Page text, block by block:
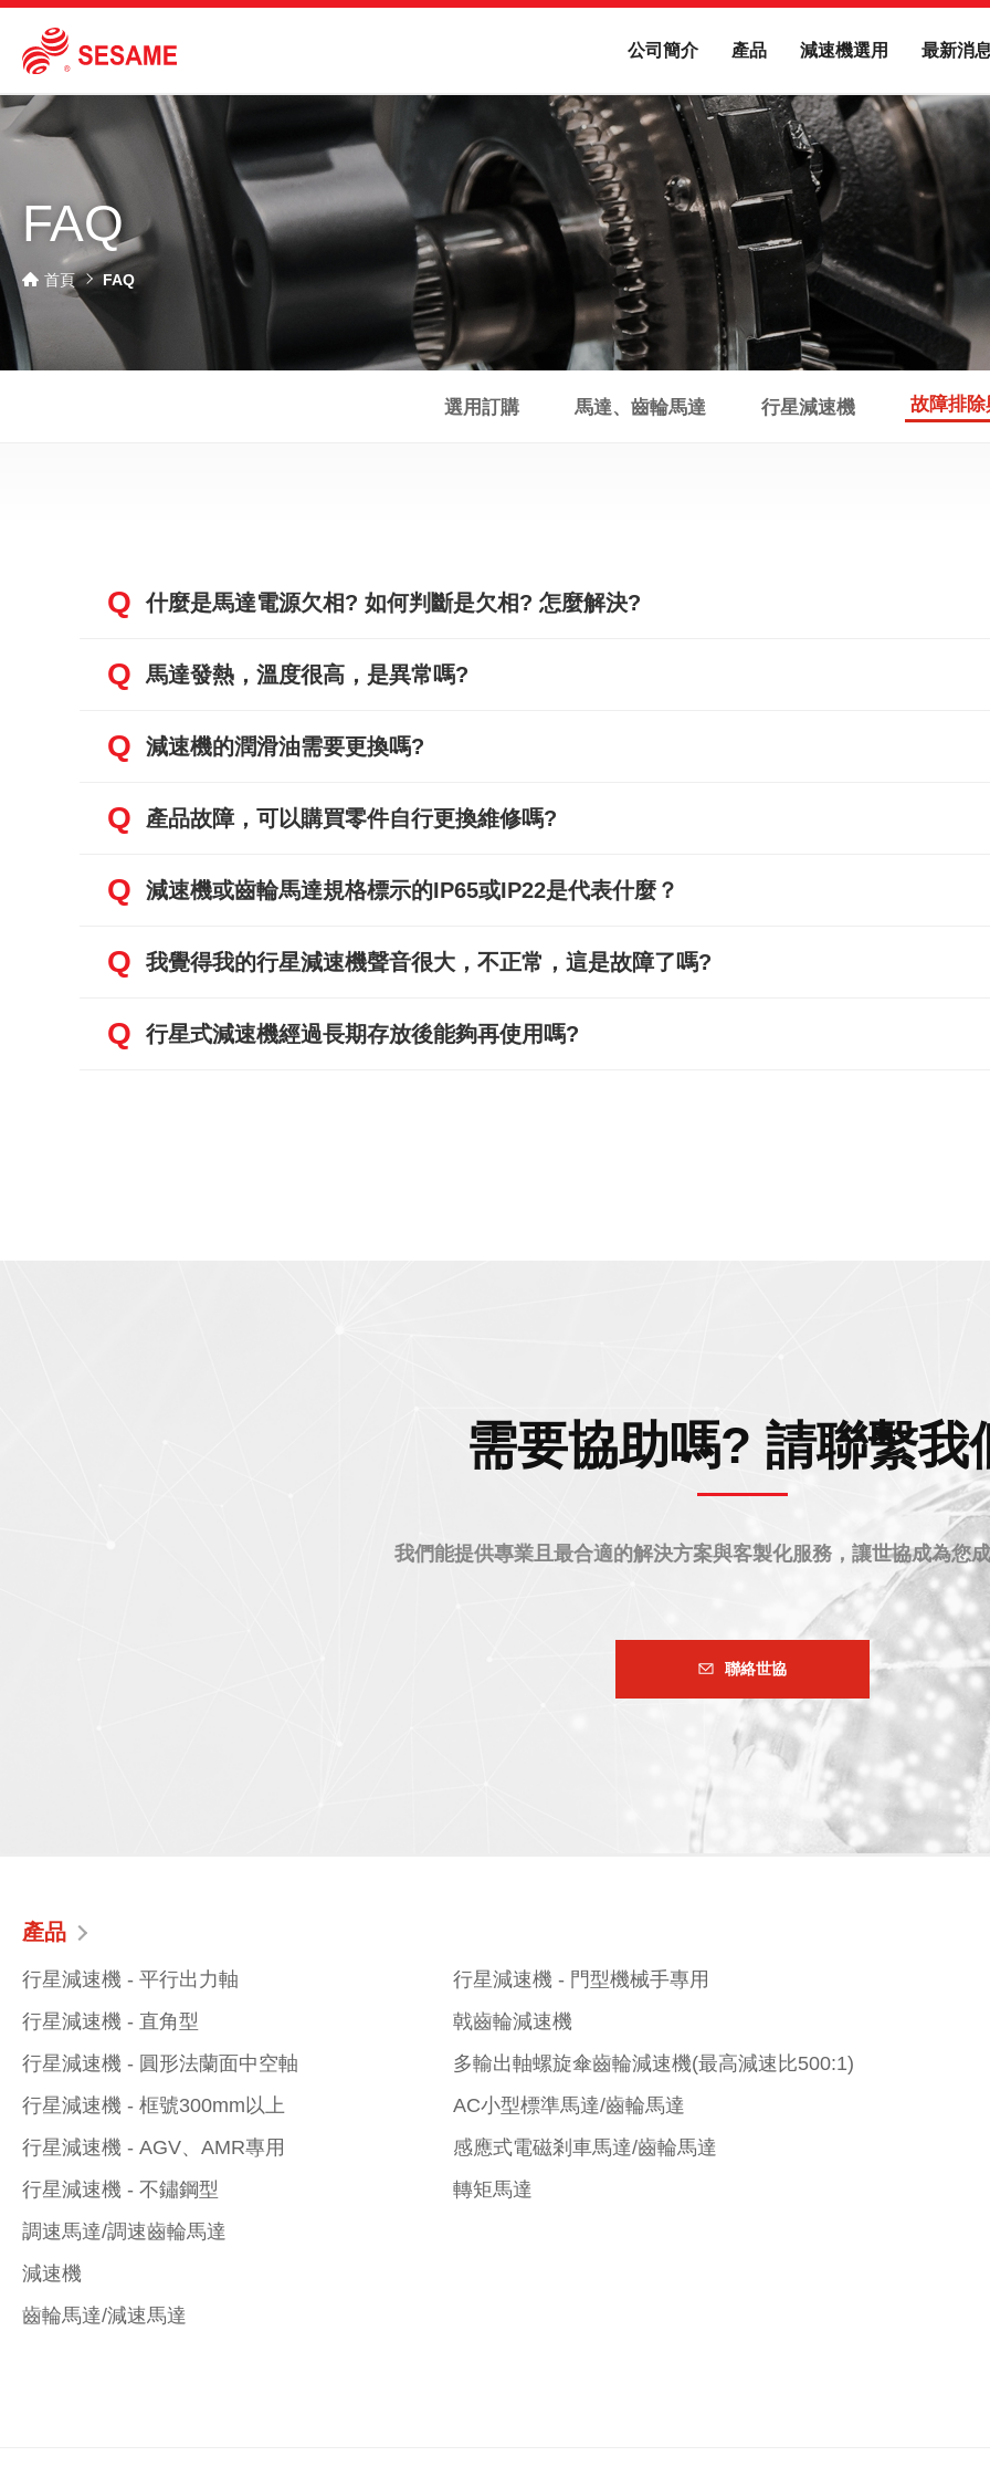
公司簡介 產品 減速機選用 最新消
FAQ
首頁 FAQ
選用訂購 馬達、齒輪馬達 行星減速機 故障排除
Q 什麼是馬達電源欠相? 如何判斷是欠相? 怎麼解決?
Q 馬達發熱，溫度很高，是異常嗎?
Q 減速機的潤滑油需要更換嗎?
Q 產品故障，可以購買零件自行更換維修嗎?
Q 減速機或齒輪馬達規格標示的IP65或IP22是代表什麼？
Q 我覺得我的行星減速機聲音很大，不正常，這是故障了嗎?
Q 行星式減速機經過長期存放後能夠再使用嗎?
需要協助嗎? 請聯繫我
我們能提供專業且最合適的解決方案與客製化服務，讓世協成為您
聯絡世協
產品
行星減速機 - 平行出力軸
行星減速機 - 直角型
行星減速機 - 圓形法蘭面中空軸
行星減速機 - 框號300mm以上
行星減速機 - AGV、AMR專用
行星減速機 - 不鏽鋼型
行星減速機 - 門型機械手專用
戟齒輪減速機
多輸出軸螺旋傘齒輪減速機(最高減速比500:1)
AC小型標準馬達/齒輪馬達
感應式電磁剎車馬達/齒輪馬達
轉矩馬達
調速馬達/調速齒輪馬達
減速機
齒輪馬達/減速馬達